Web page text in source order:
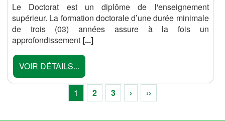
Le Doctorat est un diplôme de l'enseignement
supérieur. La formation doctorale d’une durée minimale
de trois (03) années assure à la fois un
approfondissement [...]
VOIR DÉTAILS...
1 2 3 › ››